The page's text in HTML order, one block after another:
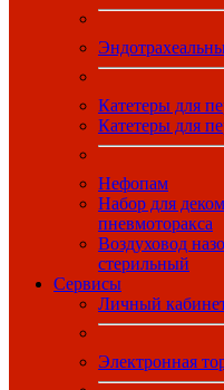
Катетеры для
Катетеры для
Нефопам
Набор для
пневмоторакса
Воздуховод
стерильный
Сервисы
Личный
Электронная